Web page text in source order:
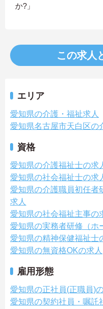
か?」
この求人
エリア
愛知県の介護・福祉求人
愛知県名古屋市天白区の
資格
愛知県の介護福祉士の求
愛知県の社会福祉士の求
愛知県の介護職員初任者
求人
愛知県の社会福祉主事の
愛知県の実務者研修（ホ
愛知県の精神保健福祉士
愛知県の無資格OKの求人
雇用形態
愛知県の正社員(正職員)
愛知県の契約社員・嘱託